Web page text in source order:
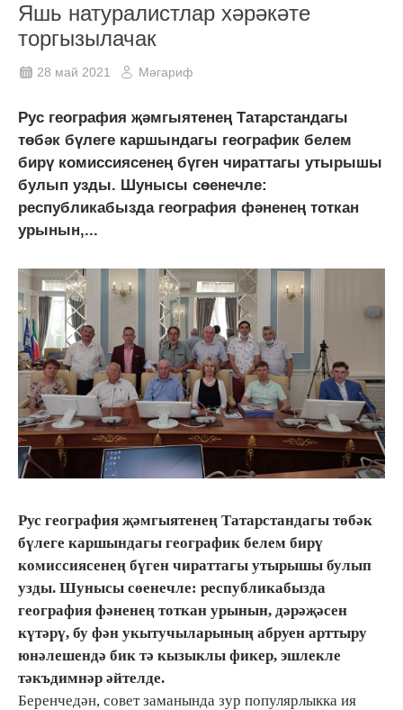
Яшь натуралистлар хәрәкәте
торгызылачак
28 май 2021 Мәгариф
Рус география җәмгыятенең Татарстандагы
төбәк бүлеге каршындагы географик белем
бирү комиссиясенең бүген чираттагы утырышы
булып узды. Шунысы сөенечле:
республикабызда география фәненең тоткан
урынын,...
Рус география җәмгыятенең Татарстандагы төбәк
бүлеге каршындагы географик белем бирү
комиссиясенең бүген чираттагы утырышы булып
узды. Шунысы сөенечле: республикабызда
география фәненең тоткан урынын, дәрәҗәсен
күтәрү, бу фән укытучыларының абруен арттыру
юнәлешендә бик тә кызыклы фикер, эшлекле
тәкъдимнәр әйтелде.
Беренчедән, совет заманында зур популярлыкка ия